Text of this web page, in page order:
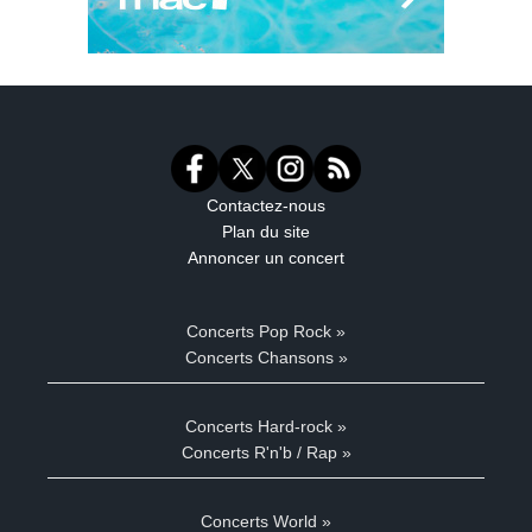
Contactez-nous
Plan du site
Annoncer un concert
Concerts Pop Rock »
Concerts Chansons »
Concerts Hard-rock »
Concerts R'n'b / Rap »
Concerts World »